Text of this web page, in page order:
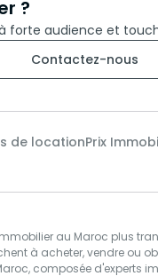
?
forte audience et
Contactez-nous
de locationPrix
au Maroc plus
à acheter, vendre ou
composée d'experts